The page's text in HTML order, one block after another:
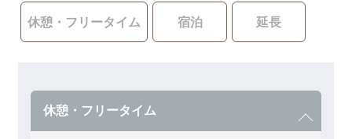
休憩・フリータイム 宿泊 延長
休憩・フリータイム